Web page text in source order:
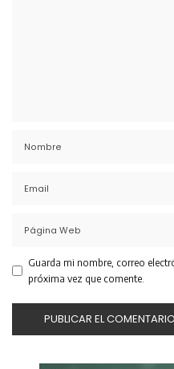
Guarda mi nombre, correo
próxima vez que comente.